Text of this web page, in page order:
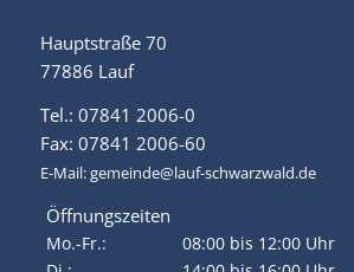
Hauptstraße 70
77886 Lauf
Tel.: 07841 2006-0
Fax: 07841 2006-60
E-Mail:gemeinde@lauf-schwarzwald.de
Öffnungszeiten
Mo.-Fr.:
08:00 bis 12:00 Uhr